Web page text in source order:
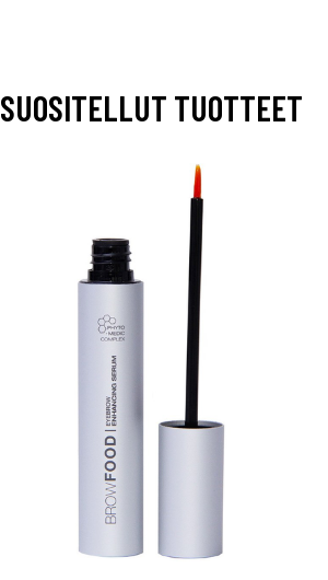
SUOSITELLUT TUOTTEET